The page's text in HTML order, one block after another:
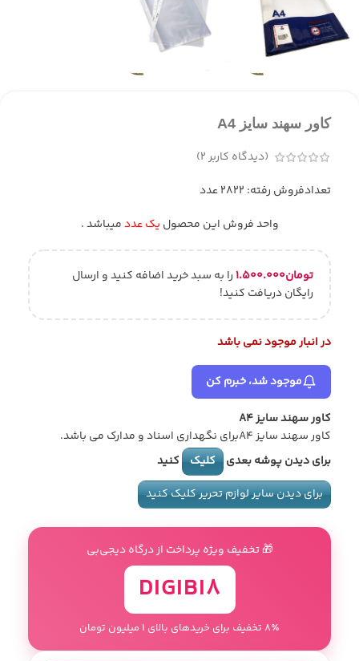
کاور سهند سایز A4
(دیدگاه کاربر2
)
تعدادفروش رفته: 2822 عدد
واحد فروش این محصول یک عددمیباشد .
تومان۱.۵۰۰.۰۰۰ را به سبد خرید اضافه کنید و ارسال
رایگان دریافت کنید!
در انبار موجود نمی باشد
موجود شد، خبرم کن
کاور سهند سایز A4
کاور سهند سایز A4برای نگهداری اسناد و مدارک می باشد.
برای دیدن پوشه بعدی
کلیک کنید
برای دیدن سایر لوازم تحریر کلیک کنید
🎁 تخفیف ویژه پرداخت از درگاه دیجی‌بی
DIGIBI8
8٪ تخفیف برای خریدهای بالای 1 میلیون تومان